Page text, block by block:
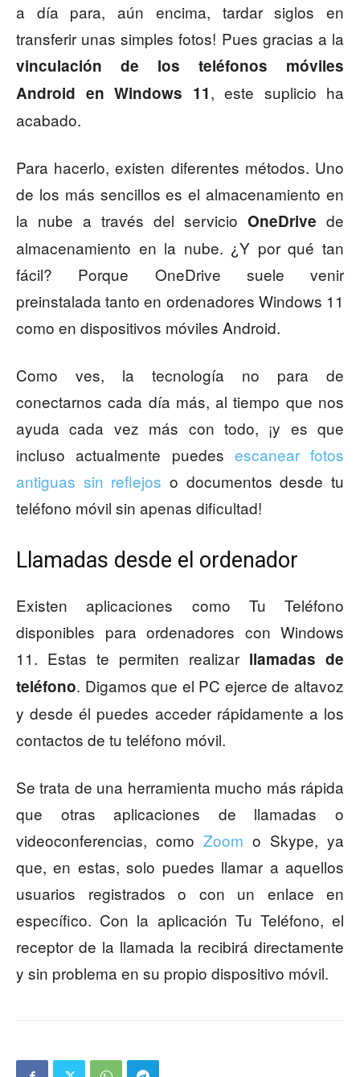
a día para, aún encima, tardar siglos en
transferir unas simples fotos! Pues gracias a la
vinculación de los teléfonos móviles
Android en Windows 11, este suplicio ha
acabado.
Para hacerlo, existen diferentes métodos. Uno
de los más sencillos es el almacenamiento en
la nube a través del servicio OneDrive de
almacenamiento en la nube. ¿Y por qué tan
fácil? Porque OneDrive suele venir
preinstalada tanto en ordenadores Windows 11
como en dispositivos móviles Android.
Como ves, la tecnología no para de
conectarnos cada día más, al tiempo que nos
ayuda cada vez más con todo, ¡y es que
incluso actualmente puedes escanear fotos
antiguas sin reflejos o documentos desde tu
teléfono móvil sin apenas dificultad!
Llamadas desde el ordenador
Existen aplicaciones como Tu Teléfono
disponibles para ordenadores con Windows
11. Estas te permiten realizar llamadas de
teléfono. Digamos que el PC ejerce de altavoz
y desde él puedes acceder rápidamente a los
contactos de tu teléfono móvil.
Se trata de una herramienta mucho más rápida
que otras aplicaciones de llamadas o
videoconferencias, como Zoom o Skype, ya
que, en estas, solo puedes llamar a aquellos
usuarios registrados o con un enlace en
específico. Con la aplicación Tu Teléfono, el
receptor de la llamada la recibirá directamente
y sin problema en su propio dispositivo móvil.